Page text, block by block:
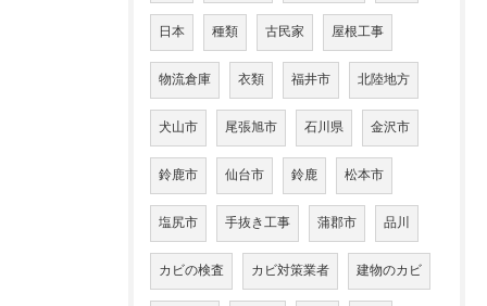
日本 種類 古民家 屋根工事
物流倉庫 衣類 福井市 北陸地方
犬山市 尾張旭市 石川県 金沢市
鈴鹿市 仙台市 鈴鹿 松本市
塩尻市 手抜き工事 蒲郡市 品川
カビの検査 カビ対策業者 建物のカビ